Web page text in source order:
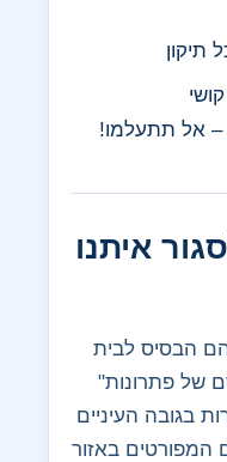
תיקון
– אל תתעלמו!
איתנו
הבסיס לבית
של פתרונות"
בגובה העיניים
המפורטים באזור